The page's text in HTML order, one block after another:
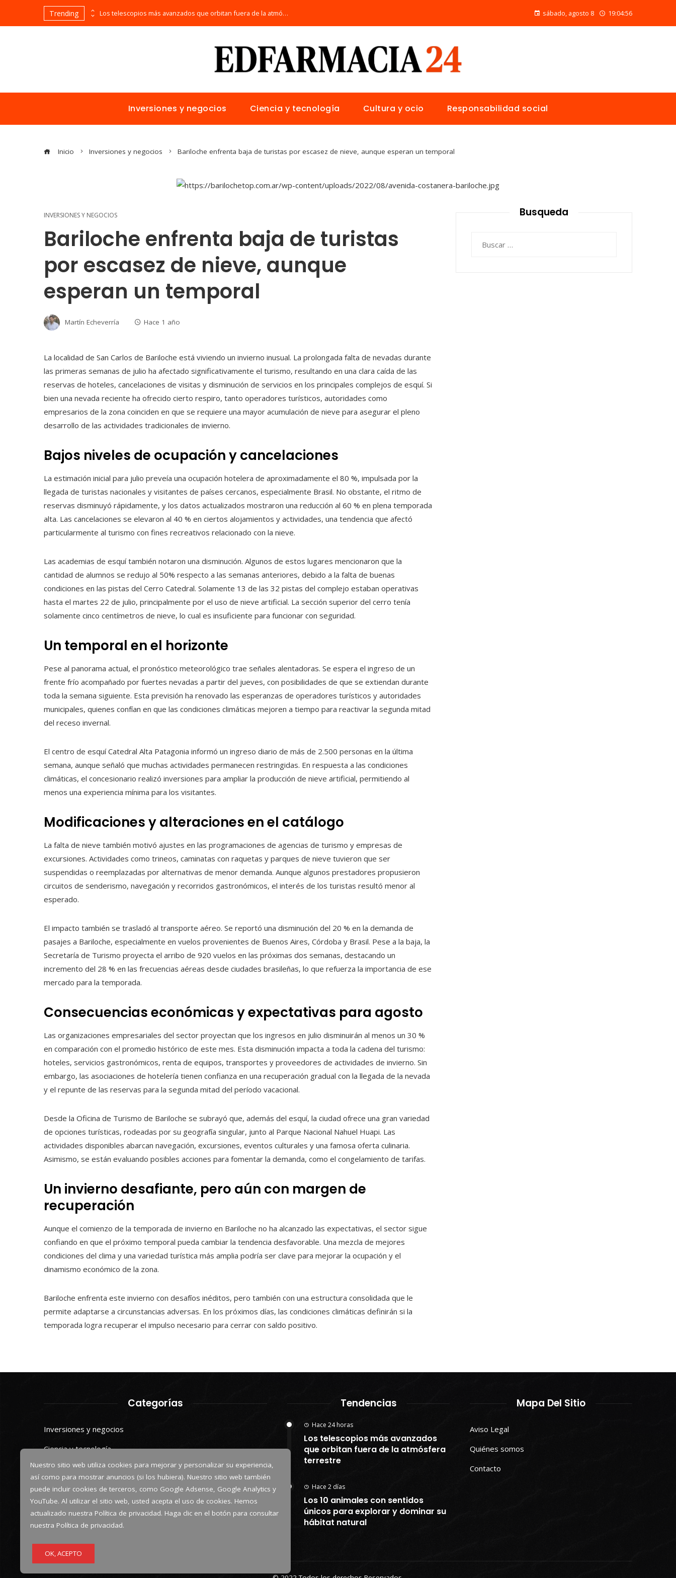
Nuestro sitio web utiliza cookies para mejorar y personalizar su experiencia,
así como para mostrar anuncios (si los hubiera). Nuestro sitio web también
puede incluir cookies de terceros, como Google Adsense, Google Analytics y
YouTube. Al utilizar el sitio web, usted acepta el uso de cookies. Hemos
actualizado nuestra Política de privacidad. Haga clic en el botón para consultar
nuestra Política de privacidad.
OK, ACEPTO
Trending Alimentos naturales con vitamina C para mejorar la reparación de tejidos y la salud general Los telescopios más avanzados que orbitan fuera de la atmósfera terrestre sábado, agosto 8 19:04:57
Inversiones y negocios Ciencia y tecnología Cultura y ocio Responsabilidad social
Inicio Inversiones y negocios Bariloche enfrenta baja de turistas por escasez de nieve, aunque esperan un temporal
INVERSIONES Y NEGOCIOS
Bariloche enfrenta baja de turistas
por escasez de nieve, aunque
esperan un temporal
Martín Echeverría Hace 1 año
La localidad de San Carlos de Bariloche está viviendo un invierno inusual. La prolongada falta de nevadas durante
las primeras semanas de julio ha afectado significativamente el turismo, resultando en una clara caída de las
reservas de hoteles, cancelaciones de visitas y disminución de servicios en los principales complejos de esquí. Si
bien una nevada reciente ha ofrecido cierto respiro, tanto operadores turísticos, autoridades como
empresarios de la zona coinciden en que se requiere una mayor acumulación de nieve para asegurar el pleno
desarrollo de las actividades tradicionales de invierno.
Bajos niveles de ocupación y cancelaciones
La estimación inicial para julio preveía una ocupación hotelera de aproximadamente el 80 %, impulsada por la
llegada de turistas nacionales y visitantes de países cercanos, especialmente Brasil. No obstante, el ritmo de
reservas disminuyó rápidamente, y los datos actualizados mostraron una reducción al 60 % en plena temporada
alta. Las cancelaciones se elevaron al 40 % en ciertos alojamientos y actividades, una tendencia que afectó
particularmente al turismo con fines recreativos relacionado con la nieve.
Las academias de esquí también notaron una disminución. Algunos de estos lugares mencionaron que la
cantidad de alumnos se redujo al 50% respecto a las semanas anteriores, debido a la falta de buenas
condiciones en las pistas del Cerro Catedral. Solamente 13 de las 32 pistas del complejo estaban operativas
hasta el martes 22 de julio, principalmente por el uso de nieve artificial. La sección superior del cerro tenía
solamente cinco centímetros de nieve, lo cual es insuficiente para funcionar con seguridad.
Un temporal en el horizonte
Pese al panorama actual, el pronóstico meteorológico trae señales alentadoras. Se espera el ingreso de un
frente frío acompañado por fuertes nevadas a partir del jueves, con posibilidades de que se extiendan durante
toda la semana siguiente. Esta previsión ha renovado las esperanzas de operadores turísticos y autoridades
municipales, quienes confían en que las condiciones climáticas mejoren a tiempo para reactivar la segunda mitad
del receso invernal.
El centro de esquí Catedral Alta Patagonia informó un ingreso diario de más de 2.500 personas en la última
semana, aunque señaló que muchas actividades permanecen restringidas. En respuesta a las condiciones
climáticas, el concesionario realizó inversiones para ampliar la producción de nieve artificial, permitiendo al
menos una experiencia mínima para los visitantes.
Modificaciones y alteraciones en el catálogo
La falta de nieve también motivó ajustes en las programaciones de agencias de turismo y empresas de
excursiones. Actividades como trineos, caminatas con raquetas y parques de nieve tuvieron que ser
suspendidas o reemplazadas por alternativas de menor demanda. Aunque algunos prestadores propusieron
circuitos de senderismo, navegación y recorridos gastronómicos, el interés de los turistas resultó menor al
esperado.
El impacto también se trasladó al transporte aéreo. Se reportó una disminución del 20 % en la demanda de
pasajes a Bariloche, especialmente en vuelos provenientes de Buenos Aires, Córdoba y Brasil. Pese a la baja, la
Secretaría de Turismo proyecta el arribo de 920 vuelos en las próximas dos semanas, destacando un
incremento del 28 % en las frecuencias aéreas desde ciudades brasileñas, lo que refuerza la importancia de ese
mercado para la temporada.
Consecuencias económicas y expectativas para agosto
Las organizaciones empresariales del sector proyectan que los ingresos en julio disminuirán al menos un 30 %
en comparación con el promedio histórico de este mes. Esta disminución impacta a toda la cadena del turismo:
hoteles, servicios gastronómicos, renta de equipos, transportes y proveedores de actividades de invierno. Sin
embargo, las asociaciones de hotelería tienen confianza en una recuperación gradual con la llegada de la nevada
y el repunte de las reservas para la segunda mitad del período vacacional.
Desde la Oficina de Turismo de Bariloche se subrayó que, además del esquí, la ciudad ofrece una gran variedad
de opciones turísticas, rodeadas por su geografía singular, junto al Parque Nacional Nahuel Huapi. Las
actividades disponibles abarcan navegación, excursiones, eventos culturales y una famosa oferta culinaria.
Asimismo, se están evaluando posibles acciones para fomentar la demanda, como el congelamiento de tarifas.
Un invierno desafiante, pero aún con margen de
recuperación
Aunque el comienzo de la temporada de invierno en Bariloche no ha alcanzado las expectativas, el sector sigue
confiando en que el próximo temporal pueda cambiar la tendencia desfavorable. Una mezcla de mejores
condiciones del clima y una variedad turística más amplia podría ser clave para mejorar la ocupación y el
dinamismo económico de la zona.
Bariloche enfrenta este invierno con desafíos inéditos, pero también con una estructura consolidada que le
permite adaptarse a circunstancias adversas. En los próximos días, las condiciones climáticas definirán si la
temporada logra recuperar el impulso necesario para cerrar con saldo positivo.
Busqueda
Categorías
Inversiones y negocios
Ciencia y tecnología
Cultura y ocio
Responsabilidad social
Tendencias
Hace 24 horas
Los telescopios más avanzados
que orbitan fuera de la atmósfera
terrestre
Hace 2 días
Los 10 animales con sentidos
únicos para explorar y dominar su
hábitat natural
Mapa Del Sitio
Aviso Legal
Quiénes somos
Contacto